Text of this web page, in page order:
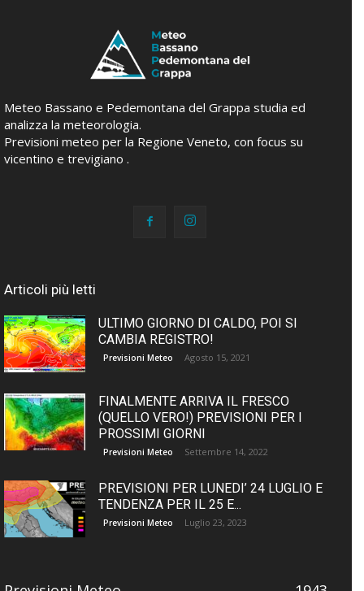
Meteo Bassano e Pedemontana del Grappa studia ed
analizza la meteorologia.
Previsioni meteo per la Regione Veneto, con focus su
vicentino e trevigiano .
Articoli più letti
ULTIMO GIORNO DI CALDO, POI SI
CAMBIA REGISTRO!
Previsioni Meteo Agosto 15, 2021
FINALMENTE ARRIVA IL FRESCO
(QUELLO VERO!) PREVISIONI PER I
PROSSIMI GIORNI
Previsioni Meteo Settembre 14, 2022
PREVISIONI PER LUNEDI’ 24 LUGLIO E
TENDENZA PER IL 25 E...
Previsioni Meteo Luglio 23, 2023